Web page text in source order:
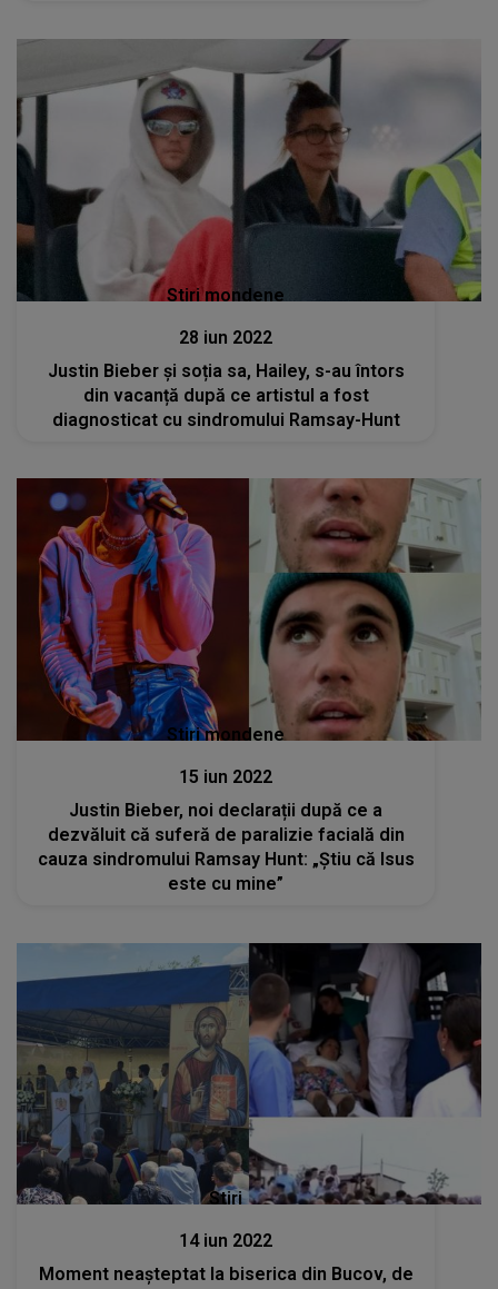
Stiri mondene
28 iun 2022
Justin Bieber și soția sa, Hailey, s-au întors
din vacanță după ce artistul a fost
diagnosticat cu sindromului Ramsay-Hunt
Stiri mondene
15 iun 2022
Justin Bieber, noi declarații după ce a
dezvăluit că suferă de paralizie facială din
cauza sindromului Ramsay Hunt: „Știu că Isus
este cu mine”
Stiri
14 iun 2022
Moment neașteptat la biserica din Bucov, de